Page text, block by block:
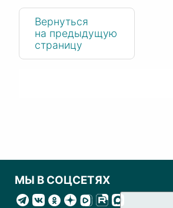
Вернуться
на предыдущую
страницу
МЫ В СОЦСЕТЯХ